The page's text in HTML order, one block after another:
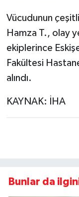
Vücudunun
Hamza T., olay
ekiplerince
Fakültesi
alındı.
KAYNAK: İHA
Bunlar da